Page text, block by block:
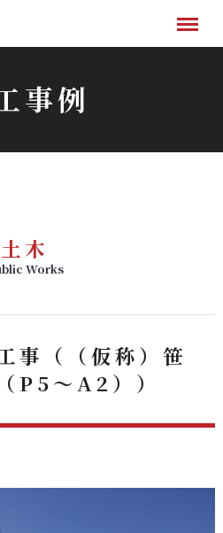
事例
土木
Works
事（（仮称）笹
P5～A2））